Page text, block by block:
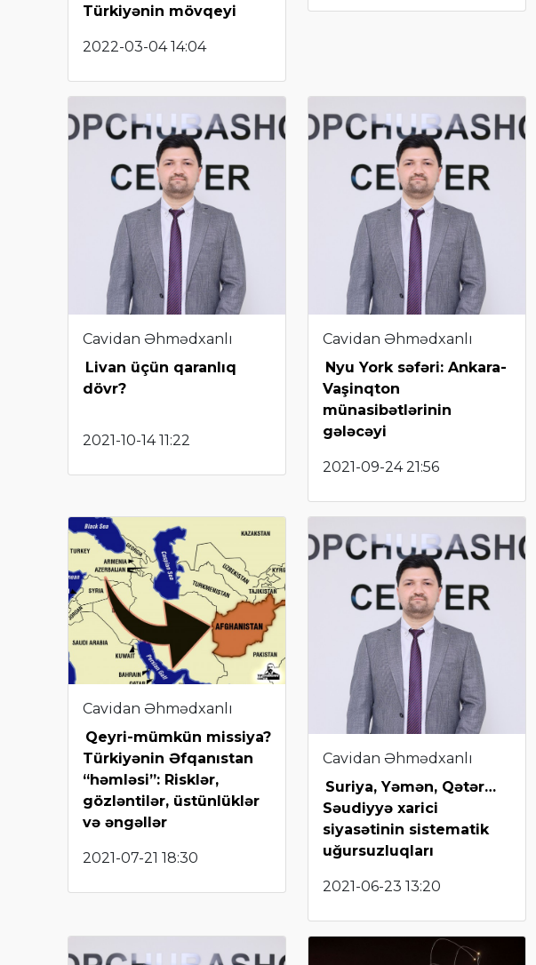
Türkiyənin mövqeyi
2022-03-04 14:04
Cavidan Əhmədxanlı
Livan üçün qaranlıq
dövr?
2021-10-14 11:22
Cavidan Əhmədxanlı
Nyu York səfəri: Ankara-
Vaşinqton
münasibətlərinin
gələcəyi
2021-09-24 21:56
Cavidan Əhmədxanlı
Qeyri-mümkün missiya?
Türkiyənin Əfqanıstan
“həmləsi”: Risklər,
gözləntilər, üstünlüklər
və əngəllər
2021-07-21 18:30
Cavidan Əhmədxanlı
Suriya, Yəmən, Qətər…
Səudiyyə xarici
siyasətinin sistematik
uğursuzluqları
2021-06-23 13:20